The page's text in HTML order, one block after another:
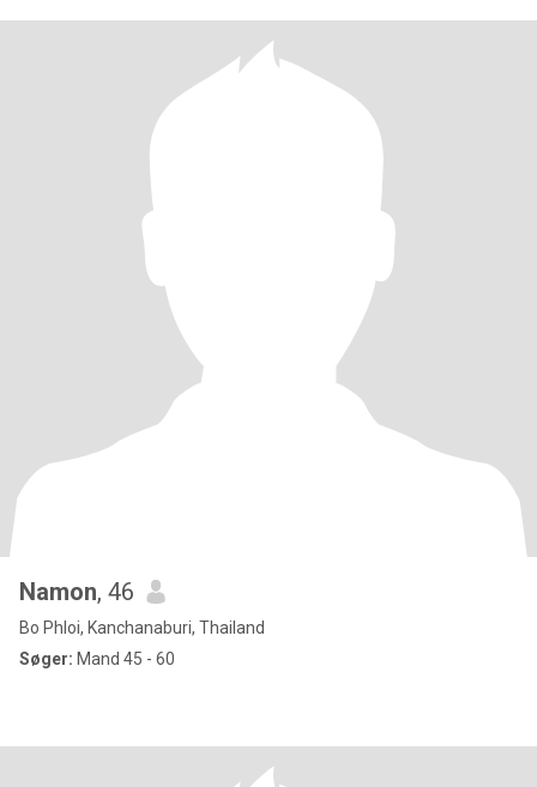
Namon, 46
Bo Phloi, Kanchanaburi, Thailand
Søger: Mand 45 - 60